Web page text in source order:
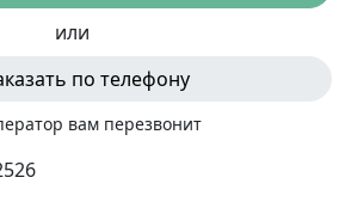
или
по телефону
вам перезвонит